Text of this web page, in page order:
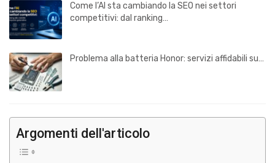
Come l’AI sta cambiando la SEO nei settori
competitivi: dal ranking…
Problema alla batteria Honor: servizi affidabili su…
Argomenti dell'articolo